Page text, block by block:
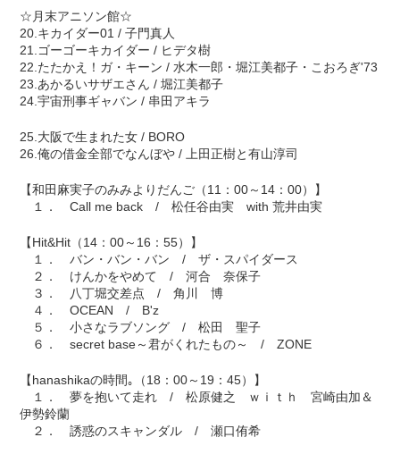
☆月末アニソン館☆
20.キカイダー01 / 子門真人
21.ゴーゴーキカイダー / ヒデタ樹
22.たたかえ！ガ・キーン / 水木一郎・堀江美都子・こおろぎ'73
23.あかるいサザエさん / 堀江美都子
24.宇宙刑事ギャバン / 串田アキラ
25.大阪で生まれた女 / BORO
26.俺の借金全部でなんぼや / 上田正樹と有山淳司
【和田麻実子のみみよりだんご（11：00～14：00）】
１． Call me back / 松任谷由実 with 荒井由実
【Hit&Hit（14：00～16：55）】
１． バン・バン・バン / ザ・スパイダース
２． けんかをやめて / 河合 奈保子
３． 八丁堀交差点 / 角川 博
４． OCEAN / B'z
５． 小さなラブソング / 松田 聖子
６． secret base～君がくれたもの～ / ZONE
【hanashikaの時間｡（18：00～19：45）】
１． 夢を抱いて走れ / 松原健之 ｗｉｔｈ 宮崎由加＆
伊勢鈴蘭
２． 誘惑のスキャンダル / 瀬口侑希